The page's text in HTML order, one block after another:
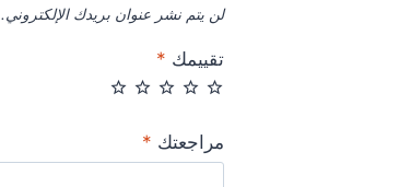
لن يتم نشر عنوان بريدك الإلكتروني.
تقييمك *
مراجعتك *